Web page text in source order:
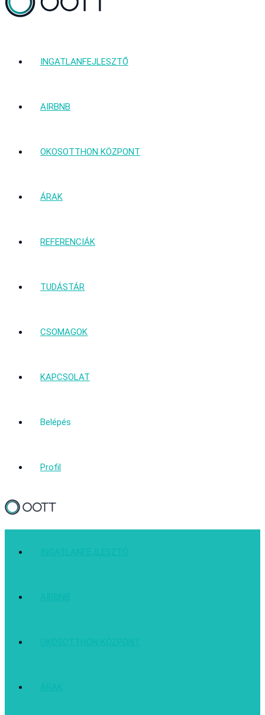
INGATLANFEJLESZTŐ
AIRBNB
OKOSOTTHON KÖZPONT
ÁRAK
REFERENCIÁK
TUDÁSTÁR
CSOMAGOK
KAPCSOLAT
Belépés
Profil
INGATLANFEJLESZTŐ
AIRBNB
OKOSOTTHON KÖZPONT
ÁRAK